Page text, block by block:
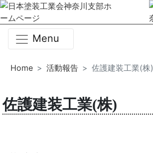
Menu
Home 活動報告 佐護建装工業(株)
佐護建装工業(株)